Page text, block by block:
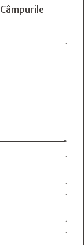
Câmpurile